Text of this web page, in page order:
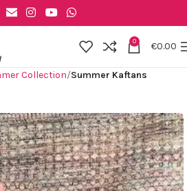
0 €0.00
Collection Summer Kaftans